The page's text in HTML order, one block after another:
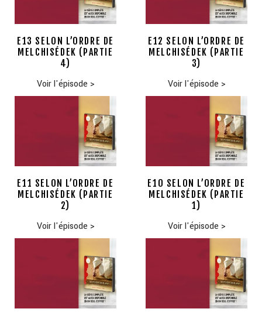
E13 SELON L’ORDRE DE
MELCHISÉDEK (PARTIE
4)
Voir l'épisode >
E12 SELON L’ORDRE DE
MELCHISÉDEK (PARTIE
3)
Voir l'épisode >
E11 SELON L’ORDRE DE
MELCHISÉDEK (PARTIE
2)
Voir l'épisode >
E10 SELON L’ORDRE DE
MELCHISÉDEK (PARTIE
1)
Voir l'épisode >